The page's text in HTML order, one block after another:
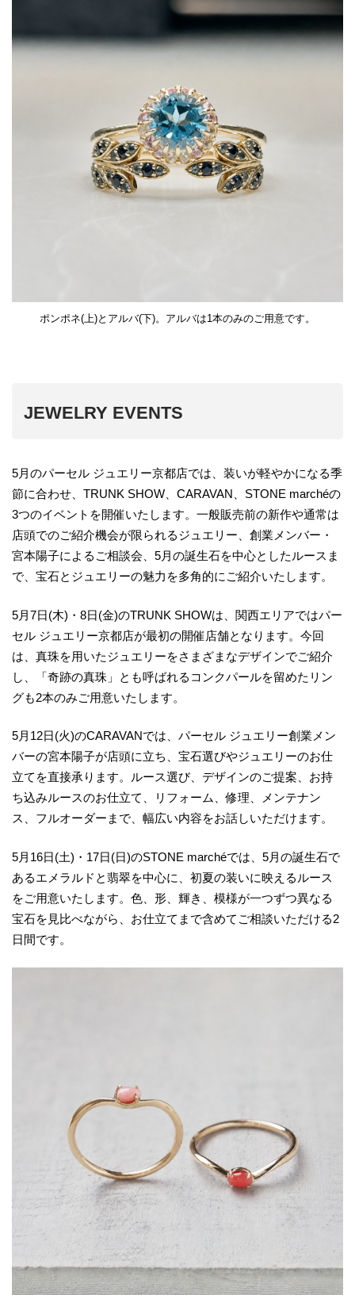
ポンポネ(上)とアルバ(下)。アルバは1本のみのご用意です。
JEWELRY EVENTS
5月のパーセル ジュエリー京都店では、装いが軽やかになる季
節に合わせ、TRUNK SHOW、CARAVAN、STONE marchéの
3つのイベントを開催いたします。一般販売前の新作や通常は
店頭でのご紹介機会が限られるジュエリー、創業メンバー・
宮本陽子によるご相談会、5月の誕生石を中心としたルースま
で、宝石とジュエリーの魅力を多角的にご紹介いたします。
5月7日(木)・8日(金)のTRUNK SHOWは、関西エリアではパー
セル ジュエリー京都店が最初の開催店舗となります。今回
は、真珠を用いたジュエリーをさまざまなデザインでご紹介
し、「奇跡の真珠」とも呼ばれるコンクパールを留めたリン
グも2本のみご用意いたします。
5月12日(火)のCARAVANでは、パーセル ジュエリー創業メン
バーの宮本陽子が店頭に立ち、宝石選びやジュエリーのお仕
立てを直接承ります。ルース選び、デザインのご提案、お持
ち込みルースのお仕立て、リフォーム、修理、メンテナン
ス、フルオーダーまで、幅広い内容をお話しいただけます。
5月16日(土)・17日(日)のSTONE marchéでは、5月の誕生石で
あるエメラルドと翡翠を中心に、初夏の装いに映えるルース
をご用意いたします。色、形、輝き、模様が一つずつ異なる
宝石を見比べながら、お仕立てまで含めてご相談いただける2
日間です。